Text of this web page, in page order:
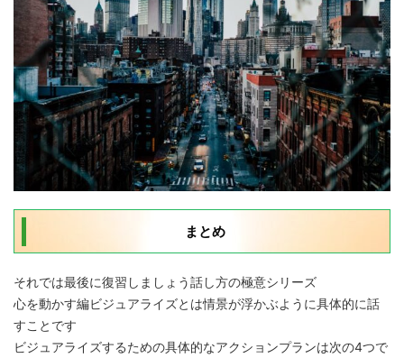
まとめ
それでは最後に復習しましょう話し方の極意シリーズ
心を動かす編ビジュアライズとは情景が浮かぶように具体的に話
すこと です
ビジュアライズするための具体的なアクションプランは次の4つで